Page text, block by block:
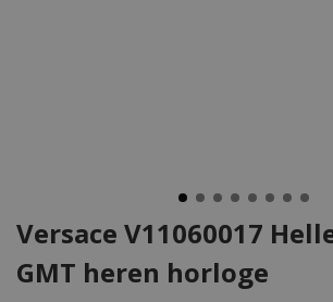
Versace V11060017
GMT heren horloge